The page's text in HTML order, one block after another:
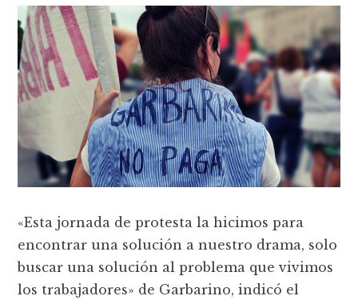
«Esta jornada de protesta la hicimos para
encontrar una solución a nuestro drama, solo
buscar una solución al problema que vivimos
los trabajadores» de Garbarino, indicó el